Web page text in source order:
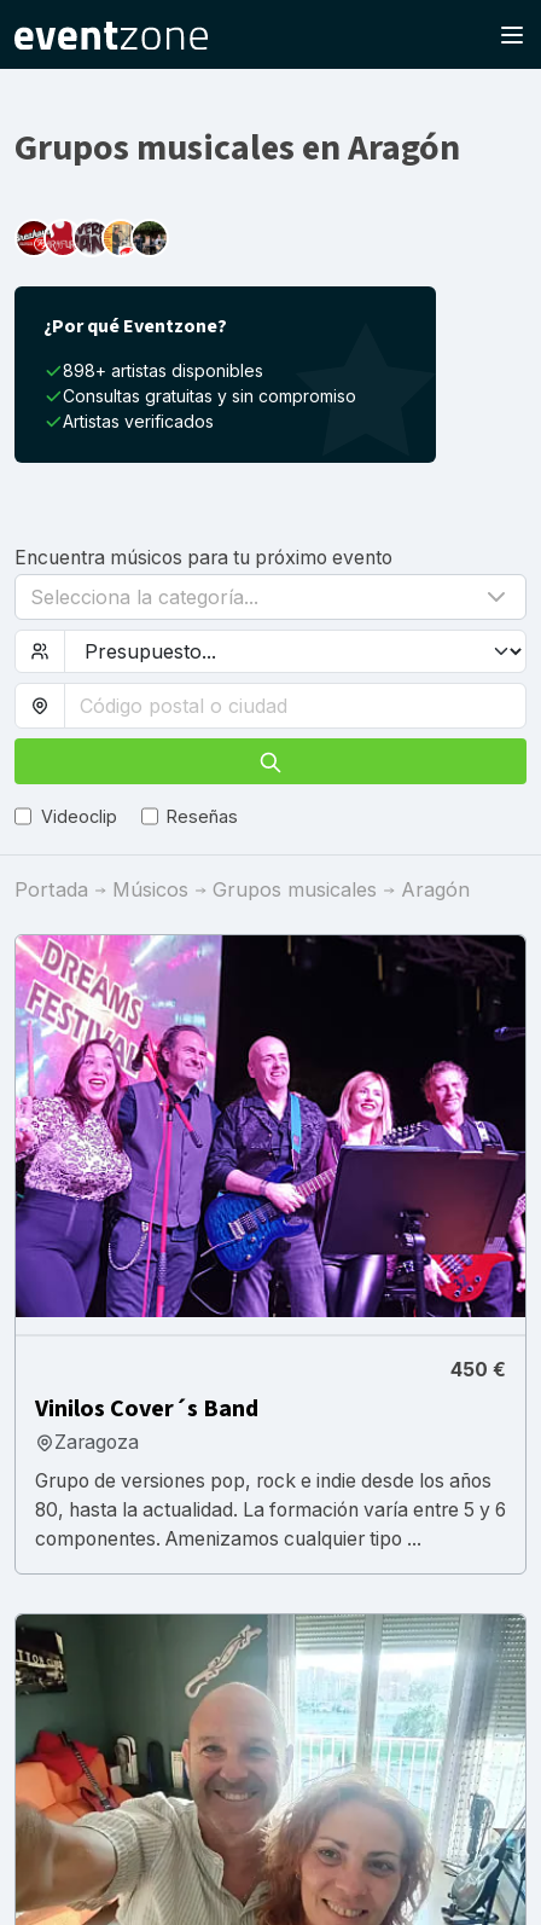
Grupos musicales en Aragón
¿Por qué Eventzone?
898+ artistas disponibles
Consultas gratuitas y sin compromiso
Artistas verificados
Encuentra músicos para tu próximo evento
Selecciona la categoría...
Videoclip Reseñas
Portada Músicos Grupos musicales Aragón
450 €
Vinilos Cover´s Band
Zaragoza
Grupo de versiones pop, rock e indie desde los años
80, hasta la actualidad. La formación varía entre 5 y 6
componentes. Amenizamos cualquier tipo ...